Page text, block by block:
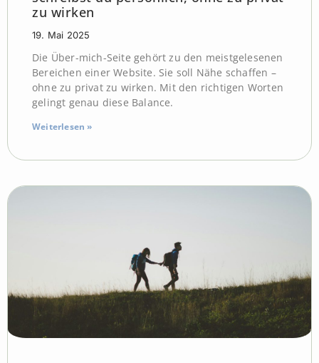
zu wirken
19. Mai 2025
Die Über-mich-Seite gehört zu den meistgelesenen
Bereichen einer Website. Sie soll Nähe schaffen –
ohne zu privat zu wirken. Mit den richtigen Worten
gelingt genau diese Balance.
Weiterlesen »